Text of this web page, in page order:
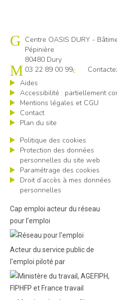
Cap emploi 80
Centre OASIS DURY -
Pépinière
80480 Dury
03 22 89 00 99
Aides
Accessibilité : partiellement
Mentions légales et CGU
Contact
Plan du site
Politique des cookies
Protection des données
personnelles du site web
Paramétrage des cookies
Droit d’accès à mes données
personnelles
Cap emploi acteur du réseau
pour l’emploi
Acteur du service public de
l'emploi piloté par